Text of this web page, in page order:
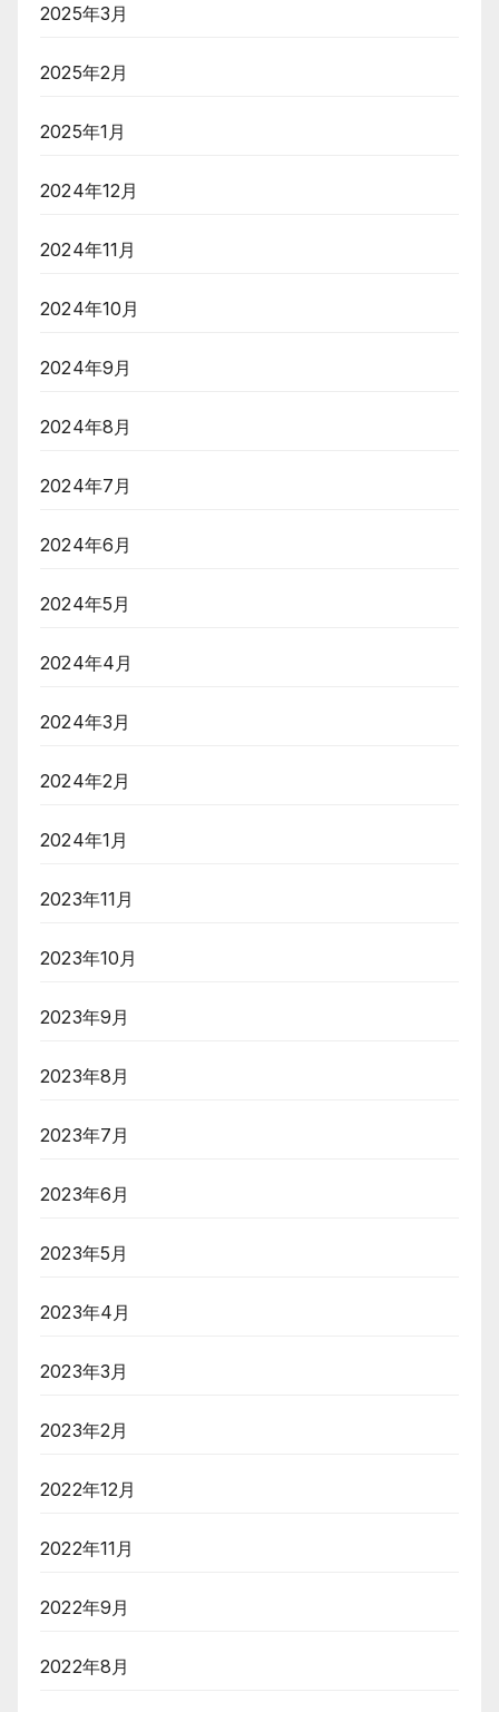
2025年3月
2025年2月
2025年1月
2024年12月
2024年11月
2024年10月
2024年9月
2024年8月
2024年7月
2024年6月
2024年5月
2024年4月
2024年3月
2024年2月
2024年1月
2023年11月
2023年10月
2023年9月
2023年8月
2023年7月
2023年6月
2023年5月
2023年4月
2023年3月
2023年2月
2022年12月
2022年11月
2022年9月
2022年8月